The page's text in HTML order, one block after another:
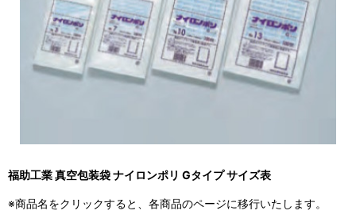
福助工業 真空包装袋 ナイロンポリ Gタイプ サイズ表
※商品名をクリックすると、各商品のページに移行いたします。